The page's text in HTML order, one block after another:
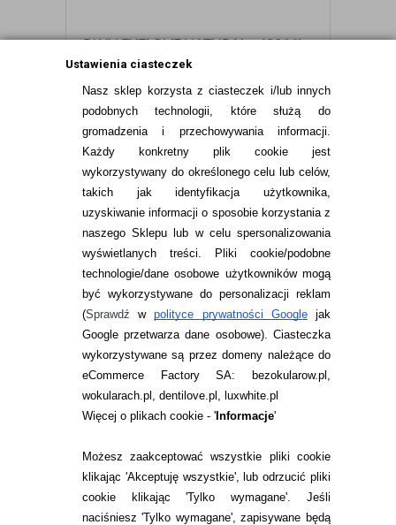
Ustawienia ciasteczek
Nasz sklep korzysta z ciasteczek i/lub innych
podobnych technologii, które służą do
gromadzenia i przechowywania informacji.
Każdy konkretny plik cookie jest
wykorzystywany do określonego celu lub celów,
takich jak identyfikacja użytkownika,
uzyskiwanie informacji o sposobie korzystania z
naszego Sklepu lub w celu spersonalizowania
wyświetlanych treści.
Pliki cookie/podobne
technologie/dane osobowe użytkowników mogą
być wykorzystywane do personalizacji reklam
(Sprawdźwpolityce prywatności Googlejak
Google przetwarza dane osobowe). Ciasteczka
wykorzystywane są przez domeny należące do
eCommerce Factory SA: bezokularow.pl,
wokularach.pl, dentilove.pl, luxwhite.pl
Więcej o plikach cookie - 'Informacje'
Możesz zaakceptować wszystkie pliki cookie
klikając 'Akceptuję wszystkie', lub odrzucić pliki
cookie klikając 'Tylko wymagane'. Jeśli
naciśniesz 'Tylko wymagane', zapisywane będą
PŁYN EYELOVE NATURAL+ 400 ML -
HIALURONIAN I ALANTOINA
34,99 pln
Bibliografia:
https://kleinwoodvision.com/blog-how-
seasonal-changes-affect-contact-lens-
comfort
https://www.contactlenses.co.uk/education/contact-
lenses-winter
https://webeyecare.com/blog/how-climate-
and-environment-affect-contact-lens-
https://www.caseyopticaltoo.com/blog/the-
impact-of-temperature-extremes-on-
weather-challenges
https://www.allaboutvision.com/eyewear/contact-
lenses/how-to/contacts-in-hot-cold-weather/